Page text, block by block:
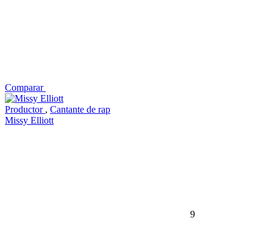
Comparar
Productor , Cantante de rap
Missy Elliott
9